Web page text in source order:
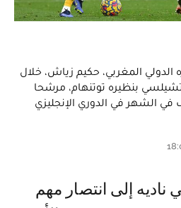
الدولي المغربي، حكيم زياش، خلال
بنظيره توتنهام، مرشحا
الشهر في الدوري الإنجليزي